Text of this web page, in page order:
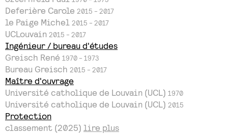
Deferière Carole 2015 - 2017
le Paige Michel 2015 - 2017
UCLouvain 2015 - 2017
Ingénieur / bureau d'études
Greisch René 1970 - 1973
Bureau Greisch 2015 - 2017
Maître d'ouvrage
Université catholique de Louvain (UCL) 1970
Université catholique de Louvain (UCL) 2015
Protection
classement (2025) lire plus